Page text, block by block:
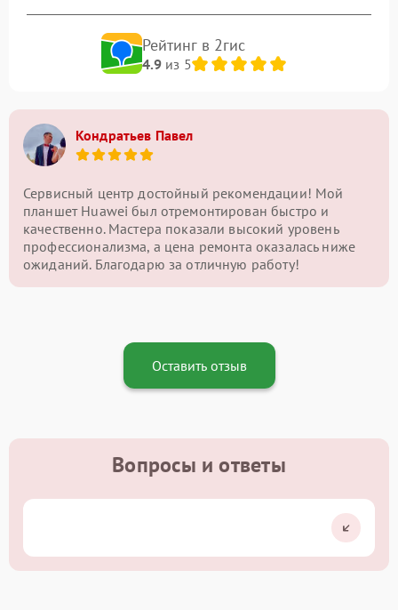
Рейтинг в 2гис
4.9из 5
Кондратьев Павел
Сервисный центр достойный рекомендации! Мой
планшет Huawei был отремонтирован быстро и
качественно. Мастера показали высокий уровень
профессионализма, а цена ремонта оказалась ниже
ожиданий. Благодарю за отличную работу!
Оставить отзыв
Вопросы и ответы